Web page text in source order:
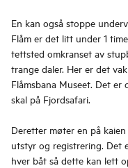
En kan også stoppe
Flåm er det litt under 1
tettsted omkranset av
trange daler. Her er det
Flåmsbana Museet. Det
skal på Fjordsafari.
Deretter møter en på
utstyr og registrering. Det
hver båt så dette kan lett